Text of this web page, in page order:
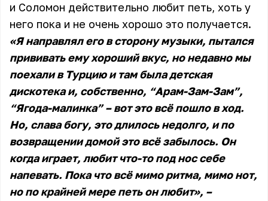
и Соломон действительно любит петь, хоть у
него пока и не очень хорошо это получается.
«Я направлял его в сторону музыки, пытался
прививать ему хороший вкус, но недавно мы
поехали в Турцию и там была детская
дискотека и, собственно, “Арам-Зам-Зам”,
“Ягода-малинка” – вот это всё пошло в ход.
Но, слава богу, это длилось недолго, и по
возвращении домой это всё забылось. Он
когда играет, любит что-то под нос себе
напевать. Пока что всё мимо ритма, мимо нот,
но по крайней мере петь он любит», –